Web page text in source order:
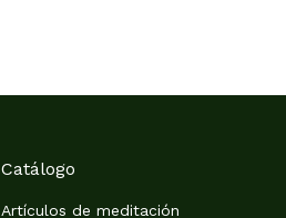
Catálogo
Artículos de meditación